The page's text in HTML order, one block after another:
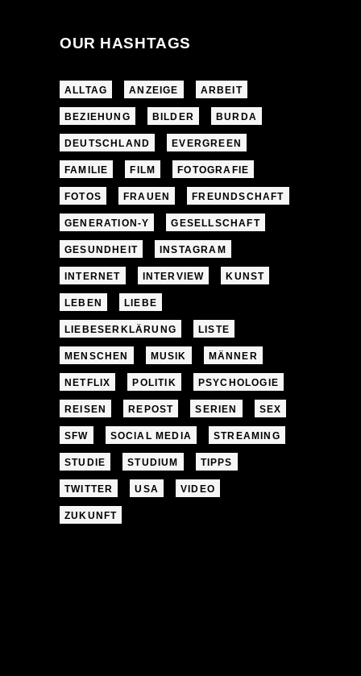
OUR HASHTAGS
ALLTAG ANZEIGE ARBEIT
BEZIEHUNG BILDER BURDA
DEUTSCHLAND EVERGREEN
FAMILIE FILM FOTOGRAFIE
FOTOS FRAUEN FREUNDSCHAFT
GENERATION-Y GESELLSCHAFT
GESUNDHEIT INSTAGRAM
INTERNET INTERVIEW KUNST
LEBEN LIEBE
LIEBESERKLÄRUNG LISTE
MENSCHEN MUSIK MÄNNER
NETFLIX POLITIK PSYCHOLOGIE
REISEN REPOST SERIEN SEX
SFW SOCIAL MEDIA STREAMING
STUDIE STUDIUM TIPPS
TWITTER USA VIDEO
ZUKUNFT